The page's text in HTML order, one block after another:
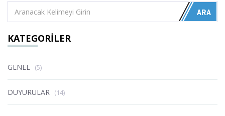
KATEGORİLER
GENEL (5)
DUYURULAR (14)